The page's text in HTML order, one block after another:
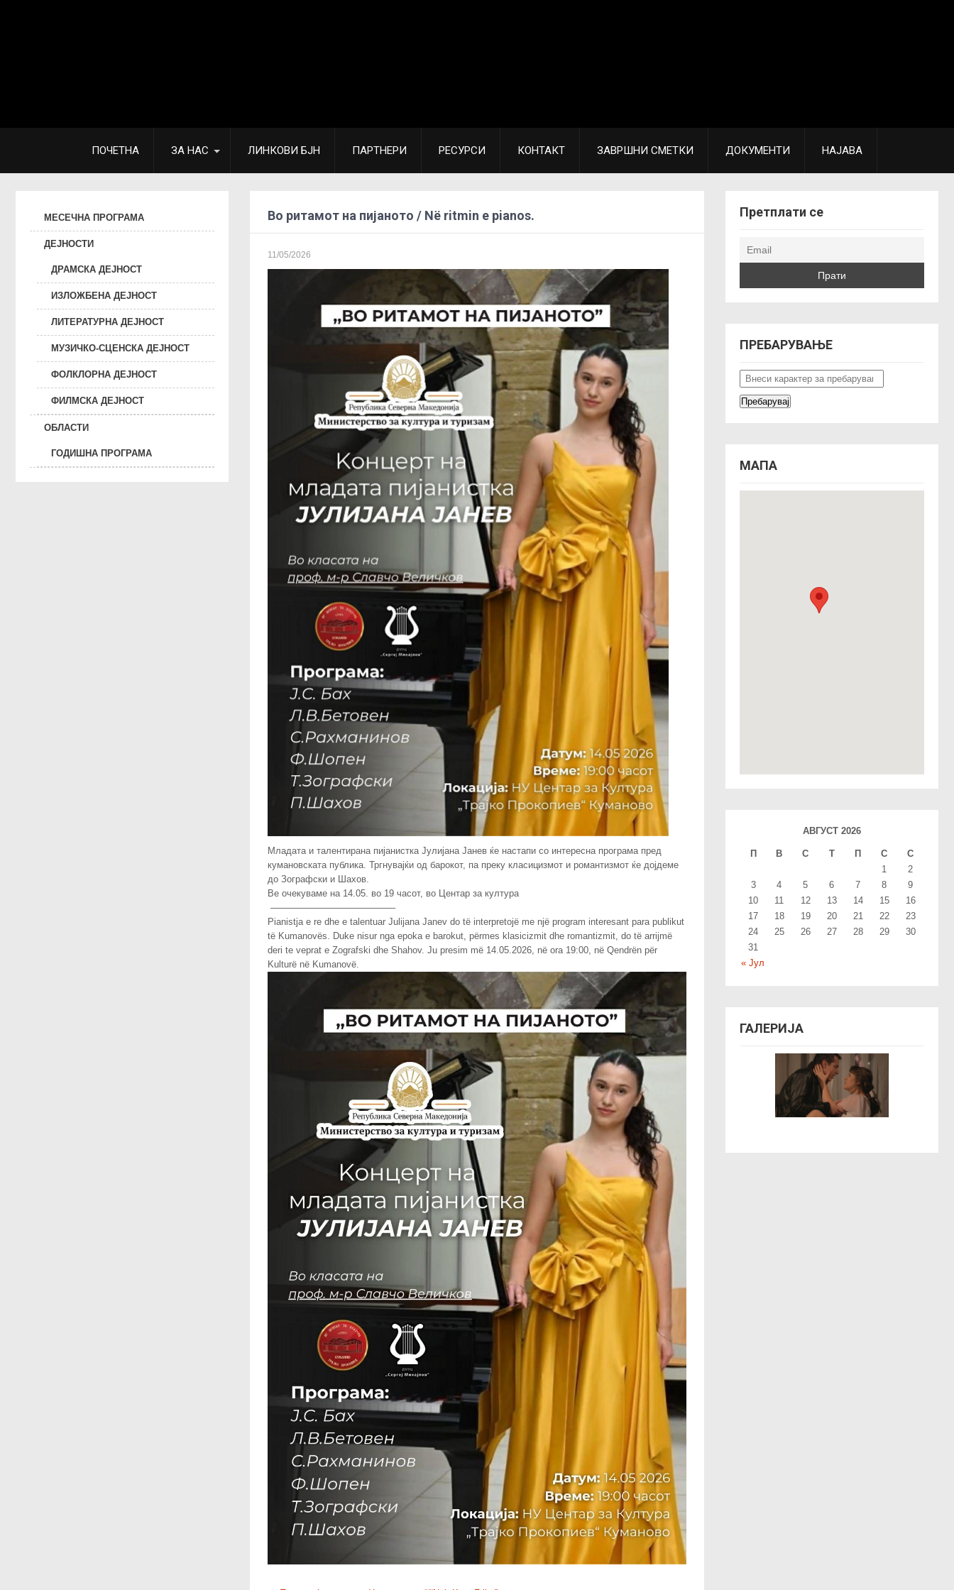
ПОЧЕТНА ЗА НАС ЛИНКОВИ БЈН ПАРТНЕРИ РЕСУРСИ КОНТАКТ ЗАВРШНИ СМЕТКИ ДОКУМЕНТИ НАЈАВА
МЕСЕЧНА ПРОГРАМА
ДЕЈНОСТИ
ДРАМСКА ДЕЈНОСТ
ИЗЛОЖБЕНА ДЕЈНОСТ
ЛИТЕРАТУРНА ДЕЈНОСТ
МУЗИЧКО-СЦЕНСКА ДЕЈНОСТ
ФОЛКЛОРНА ДЕЈНОСТ
ФИЛМСКА ДЕЈНОСТ
ОБЛАСТИ
ГОДИШНА ПРОГРАМА
Во ритамот на пијаното / Në ritmin e pianos.
11/05/2026
Младата и талентирана пијанистка Јулијана Јанев ќе настапи со интересна програма пред
кумановската публика. Тргнувајќи од барокот, па преку класицизмот и романтизмот ќе дојдеме
до Зографски и Шахов.
Ве очекуваме на 14.05. во 19 часот, во Центар за култура
—————————————–
Pianistja e re dhe e talentuar Julijana Janev do të interpretojë me një program interesant para publikut
të Kumanovës. Duke nisur nga epoka e barokut, përmes klasicizmit dhe romantizmit, do të arrijmë
deri te veprat e Zografski dhe Shahov. Ju presim më 14.05.2026, në ora 19:00, në Qendrën për
Kulturë në Kumanovë.
Претплати се
ПРЕБАРУВАЊЕ
МАПА
АВГУСТ 2026
П В С T П С С
« Јул
1
2
3
4 5 6 7 8
9
10
11 12 13 14 15
16
17
18 19 20 21 22
23
24
25 26 27 28 29
30
31
ГАЛЕРИЈА